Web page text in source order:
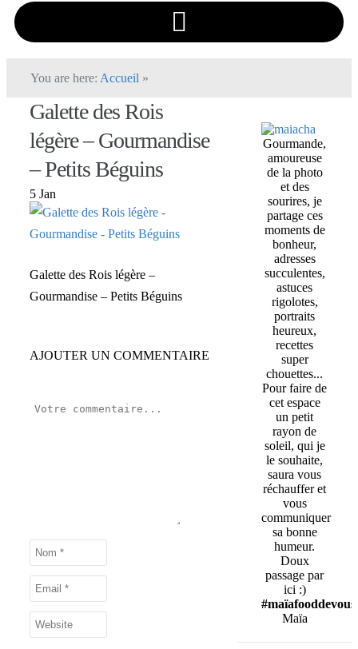
You are here: Accueil »
Galette des Rois
légère – Gourmandise
– Petits Béguins
5 Jan
Galette des Rois légère –
Gourmandise – Petits Béguins
AJOUTER UN COMMENTAIRE
Gourmande,
amoureuse
de la photo
et des
sourires, je
partage ces
moments de
bonheur,
adresses
succulentes,
astuces
rigolotes,
portraits
heureux,
recettes
super
chouettes...
Pour faire de
cet espace
un petit
rayon de
soleil, qui je
le souhaite,
saura vous
réchauffer et
vous
communiquer
sa bonne
humeur.
Doux
passage par
ici :)
#maïafooddevous
Maïa